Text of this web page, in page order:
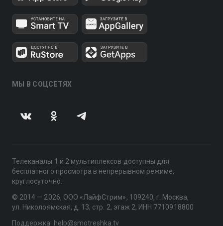
МЫ В СОЦСЕТЯХ
Телеканалы 1 и 2 мультиплексов доступны для
бесплатного просмотра в непрерывном режиме,
круглосуточно.
© 2014 — 2026, ООО «ЛайфСтрим», 109240, г. Москва,
ул. Николоямская, д. 13, стр. 2, этаж 2, ИНН 7710918800
Поддержка: help@smotreshka.tv